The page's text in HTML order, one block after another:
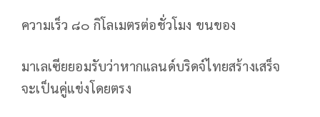
ความเร็ว ๘๐ กิโลเมตรต่อชั่วโมง ขนของ
มาเลเซียยอมรับว่าหากแลนด์บริดจ์ไทยสร้างเสร็จ
จะเป็นคู่แข่งโดยตรง